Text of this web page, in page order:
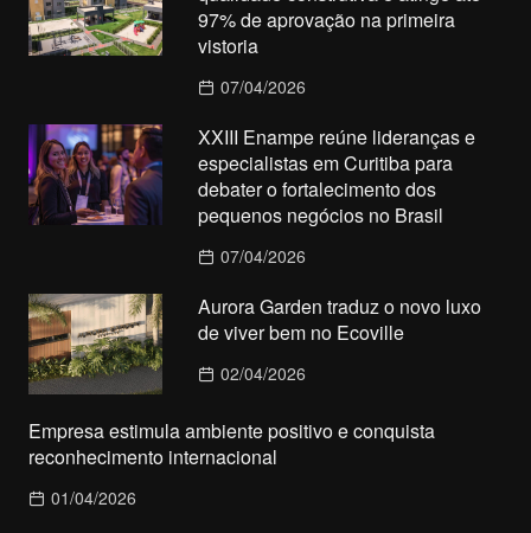
97% de aprovação na primeira
vistoria
07/04/2026
XXIII Enampe reúne lideranças e
especialistas em Curitiba para
debater o fortalecimento dos
pequenos negócios no Brasil
07/04/2026
Aurora Garden traduz o novo luxo
de viver bem no Ecoville
02/04/2026
Empresa estimula ambiente positivo e conquista
reconhecimento internacional
01/04/2026